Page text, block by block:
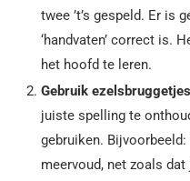
twee ’t’s gespeld. Er is
‘handvaten’ correct is.
het hoofd te leren.
Gebruik
juiste spelling te
gebruiken. Bijvoorbeeld:
meervoud, net zoals